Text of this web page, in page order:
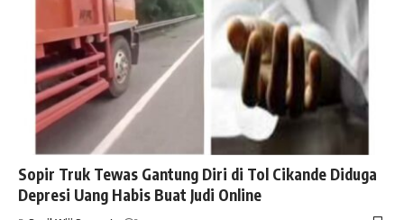
Sopir Truk Tewas Gantung Diri di Tol Cikande Diduga
Depresi Uang Habis Buat Judi Online